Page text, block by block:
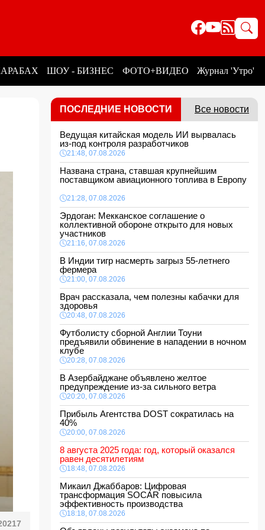
ШОУ - БИЗНЕС ФОТО+ВИДЕО Журнал 'Утро'
ПОСЛЕДНИЕ НОВОСТИ Все новости
Ведущая китайская модель ИИ вырвалась
из-под контроля разработчиков
21:48, 07.08.2026
Названа страна, ставшая крупнейшим
поставщиком авиационного топлива в Европу
21:28, 07.08.2026
Эрдоган: Мекканское соглашение о
коллективной обороне открыто для новых
участников
21:16, 07.08.2026
В Индии тигр насмерть загрыз 55-летнего
фермера
21:00, 07.08.2026
Врач рассказала, чем полезны кабачки для
здоровья
20:48, 07.08.2026
Футболисту сборной Англии Тоуни
предъявили обвинение в нападении в ночном
клубе
20:28, 07.08.2026
В Азербайджане объявлено желтое
предупреждение из-за сильного ветра
20:20, 07.08.2026
Прибыль Агентства DOST сократилась на
40%
20:00, 07.08.2026
8 августа 2025 года: год, который оказался
равен десятилетиям
18:48, 07.08.2026
Микаил Джаббаров: Цифровая
трансформация SOCAR повысила
эффективность производства
18:18, 07.08.2026